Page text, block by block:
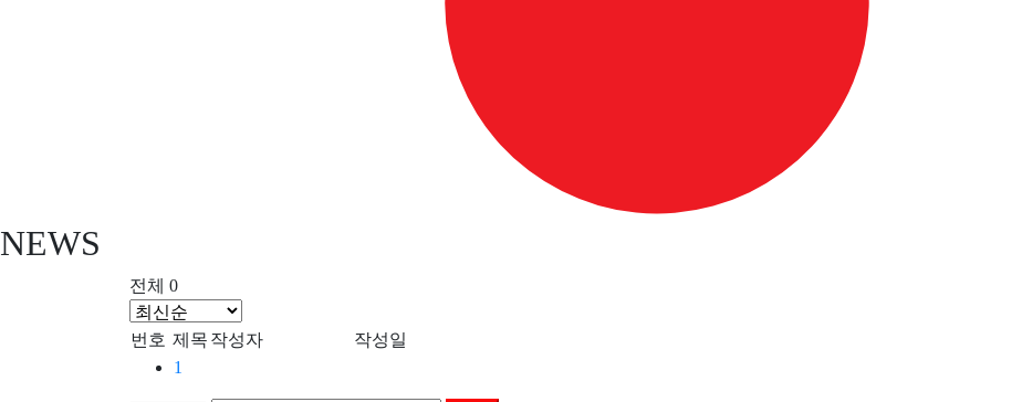
NEWS
전체 0
번호 제목 작성자
작성일
1